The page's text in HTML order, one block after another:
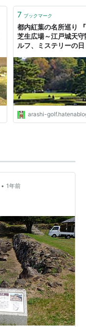
7 ブックマーク
都内紅葉の名所巡り
芝生広場～江戸城天
ルフ、ミステリーの
arashi-
• 1年前